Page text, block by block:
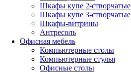
Шкафы купе 2-створчатые
Шкафы купе 3-створчатые
Шкафы-витрины
Антресоль
Офисная мебель
Компьютерные столы
Компьютерные стулья
Офисные столы